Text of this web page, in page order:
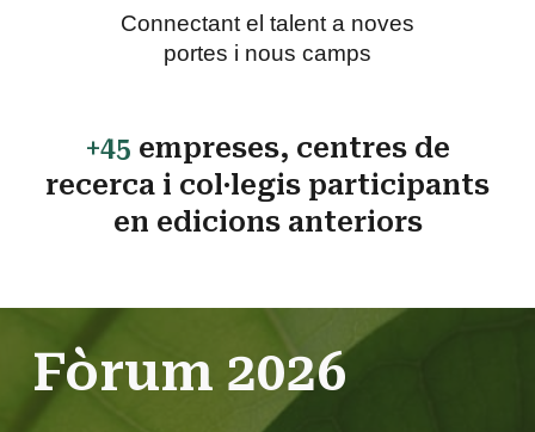
Connectant el talent a noves
portes i nous camps
+45 empreses, centres de
recerca i col·legis participants
en edicions anteriors
Fòrum 2026